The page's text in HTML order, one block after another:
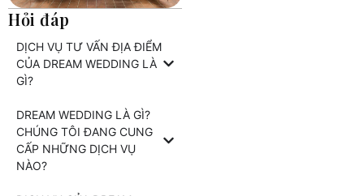
Hỏi đáp
DỊCH VỤ TƯ VẤN ĐỊA ĐIỂM
CỦA DREAM WEDDING LÀ
GÌ?
DREAM WEDDING LÀ GÌ?
CHÚNG TÔI ĐANG CUNG
CẤP NHỮNG DỊCH VỤ
NÀO?